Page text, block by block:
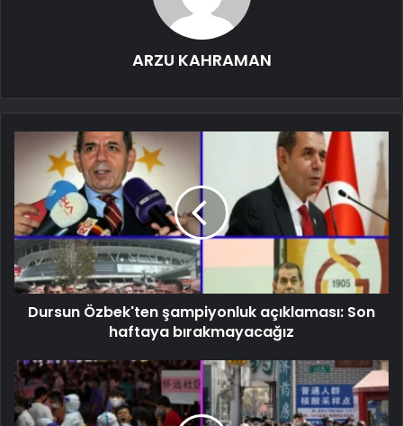
ARZU KAHRAMAN
Dursun Özbek'ten şampiyonluk açıklaması: Son
haftaya bırakmayacağız